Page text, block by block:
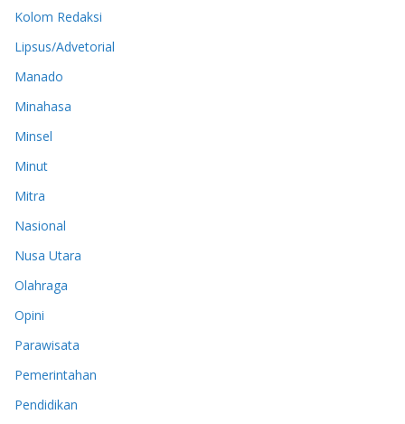
Kolom Redaksi
Lipsus/Advetorial
Manado
Minahasa
Minsel
Minut
Mitra
Nasional
Nusa Utara
Olahraga
Opini
Parawisata
Pemerintahan
Pendidikan